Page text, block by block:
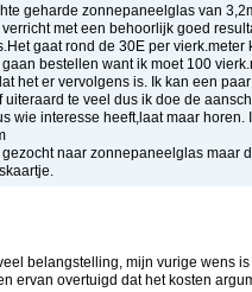
geharde zonnepaneelglas van
met een behoorlijk goed
gaat rond de 30E per vierk.meter
bestellen want ik moet 100
het er vervolgens is. Ik kan een
te veel dus ik doe de
wie interesse heeft,laat maar horen.
naar zonnepaneelglas maar
belangstelling, mijn vurige wens
ervan overtuigd dat het kosten